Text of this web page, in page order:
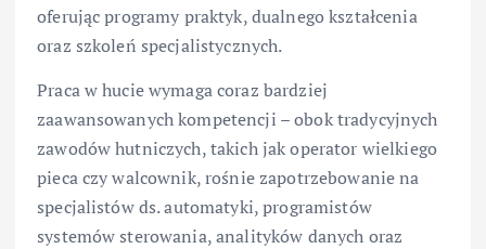
oferując programy praktyk, dualnego kształcenia
oraz szkoleń specjalistycznych.
Praca w hucie wymaga coraz bardziej
zaawansowanych kompetencji – obok tradycyjnych
zawodów hutniczych, takich jak operator wielkiego
pieca czy walcownik, rośnie zapotrzebowanie na
specjalistów ds. automatyki, programistów
systemów sterowania, analityków danych oraz